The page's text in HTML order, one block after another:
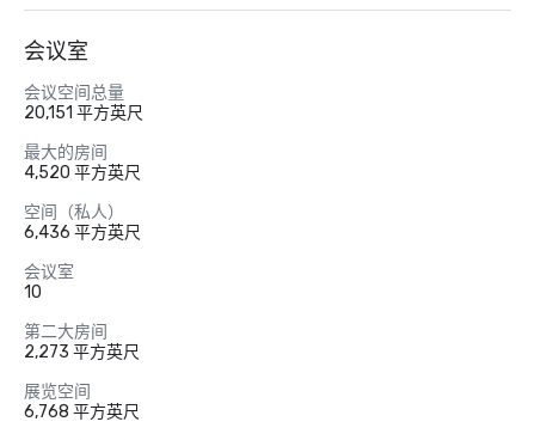
会议室
会议空间总量
20,151 平方英尺
最大的房间
4,520 平方英尺
空间（私人）
6,436 平方英尺
会议室
10
第二大房间
2,273 平方英尺
展览空间
6,768 平方英尺